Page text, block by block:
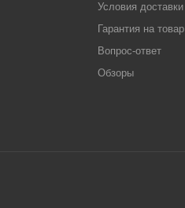
Условия доставки
Гарантия на товар
Вопрос-ответ
Обзоры